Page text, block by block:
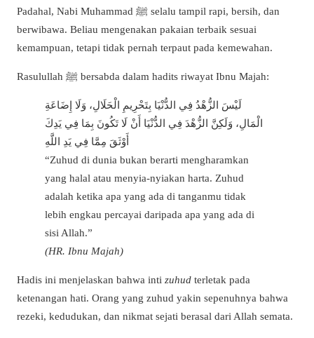
Padahal, Nabi Muhammad ﷺ selalu tampil rapi, bersih, dan
berwibawa. Beliau mengenakan pakaian terbaik sesuai
kemampuan, tetapi tidak pernah terpaut pada kemewahan.
Rasulullah ﷺ bersabda dalam hadits riwayat Ibnu Majah:
لَيْسَ الزُّهْدُ فِي الدُّنْيَا بِتَحْرِيمِ الْحَلَالِ، وَلَا إِضَاعَةِ
الْمَالِ، وَلَكِنَّ الزُّهْدَ فِي الدُّنْيَا أَنْ لَا تَكُونَ بِمَا فِي يَدِكَ
أَوْثَقَ مِمَّا فِي يَدِ اللَّهِ
“Zuhud di dunia bukan berarti mengharamkan
yang halal atau menyia-nyiakan harta. Zuhud
adalah ketika apa yang ada di tanganmu tidak
lebih engkau percayai daripada apa yang ada di
sisi Allah.”
(HR. Ibnu Majah)
Hadis ini menjelaskan bahwa inti zuhud terletak pada
ketenangan hati. Orang yang zuhud yakin sepenuhnya bahwa
rezeki, kedudukan, dan nikmat sejati berasal dari Allah semata.